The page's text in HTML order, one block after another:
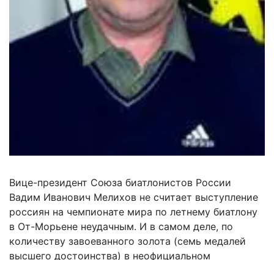
Вице-президент Союза биатлонистов России
Вадим Иванович Мелихов не считает выступление
россиян на чемпионате мира по летнему биатлону
в От-Морьене неудачным. И в самом деле, по
количеству завоеванного золота (семь медалей
высшего достоинства) в неофициальном